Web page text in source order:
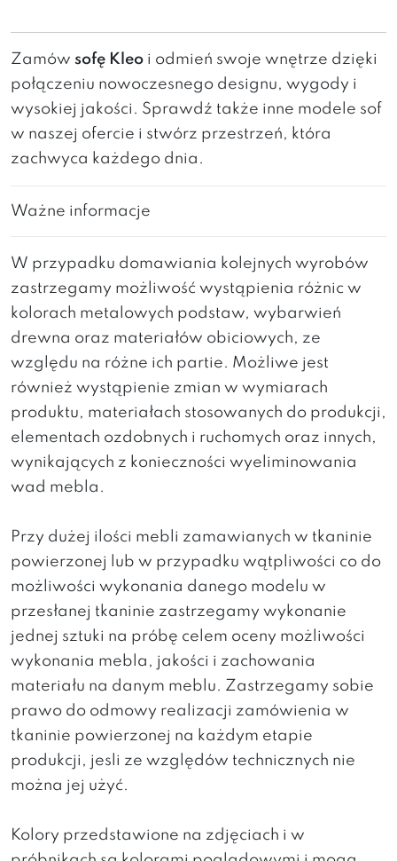
Zamów sofę Kleo i odmień swoje wnętrze dzięki
połączeniu nowoczesnego designu, wygody i
wysokiej jakości. Sprawdź także inne modele sof
w naszej ofercie i stwórz przestrzeń, która
zachwyca każdego dnia.
Ważne informacje
W przypadku domawiania kolejnych wyrobów
zastrzegamy możliwość wystąpienia różnic w
kolorach metalowych podstaw, wybarwień
drewna oraz materiałów obiciowych, ze
względu na różne ich partie. Możliwe jest
również wystąpienie zmian w wymiarach
produktu, materiałach stosowanych do produkcji,
elementach ozdobnych i ruchomych oraz innych,
wynikających z konieczności wyeliminowania
wad mebla.
Przy dużej ilości mebli zamawianych w tkaninie
powierzonej lub w przypadku wątpliwości co do
możliwości wykonania danego modelu w
przesłanej tkaninie zastrzegamy wykonanie
jednej sztuki na próbę celem oceny możliwości
wykonania mebla, jakości i zachowania
materiału na danym meblu. Zastrzegamy sobie
prawo do odmowy realizacji zamówienia w
tkaninie powierzonej na każdym etapie
produkcji, jesli ze względów technicznych nie
można jej użyć.
Kolory przedstawione na zdjęciach i w